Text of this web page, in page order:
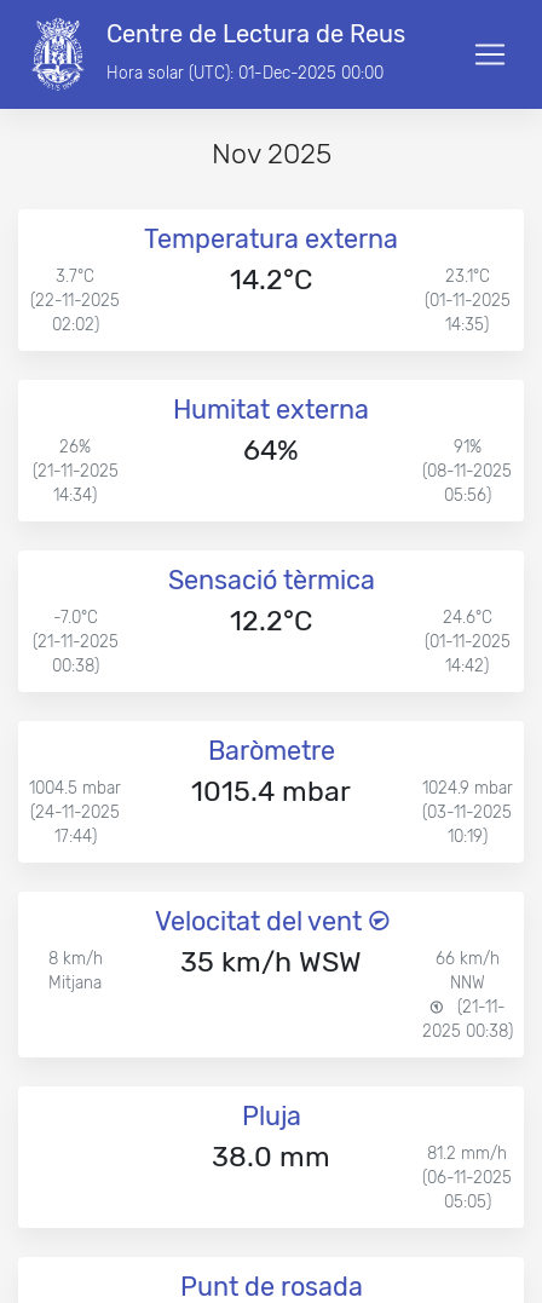
Centre de Lectura de Reus
Hora solar (UTC): 01-Dec-2025 00:00
Nov 2025
Temperatura externa
3.7°C
(22-11-2025
02:02)
14.2°C
23.1°C
(01-11-2025
14:35)
Humitat externa
26%
(21-11-2025
14:34)
64%
91%
(08-11-2025
05:56)
Sensació tèrmica
-7.0°C
(21-11-2025
00:38)
12.2°C
24.6°C
(01-11-2025
14:42)
Baròmetre
1004.5 mbar
(24-11-2025
17:44)
1015.4 mbar
1024.9 mbar
(03-11-2025
10:19)
Velocitat del vent
8 km/h
Mitjana
35 km/h WSW
66 km/h
NNW
(21-11-
2025 00:38)
Pluja
38.0 mm
81.2 mm/h
(06-11-2025
05:05)
Punt de rosada